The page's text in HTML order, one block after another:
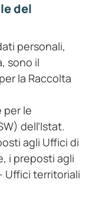
del
personali,
sono il
la Raccolta
per le
dell’Istat.
agli Uffici di
i preposti agli
Uffici territoriali